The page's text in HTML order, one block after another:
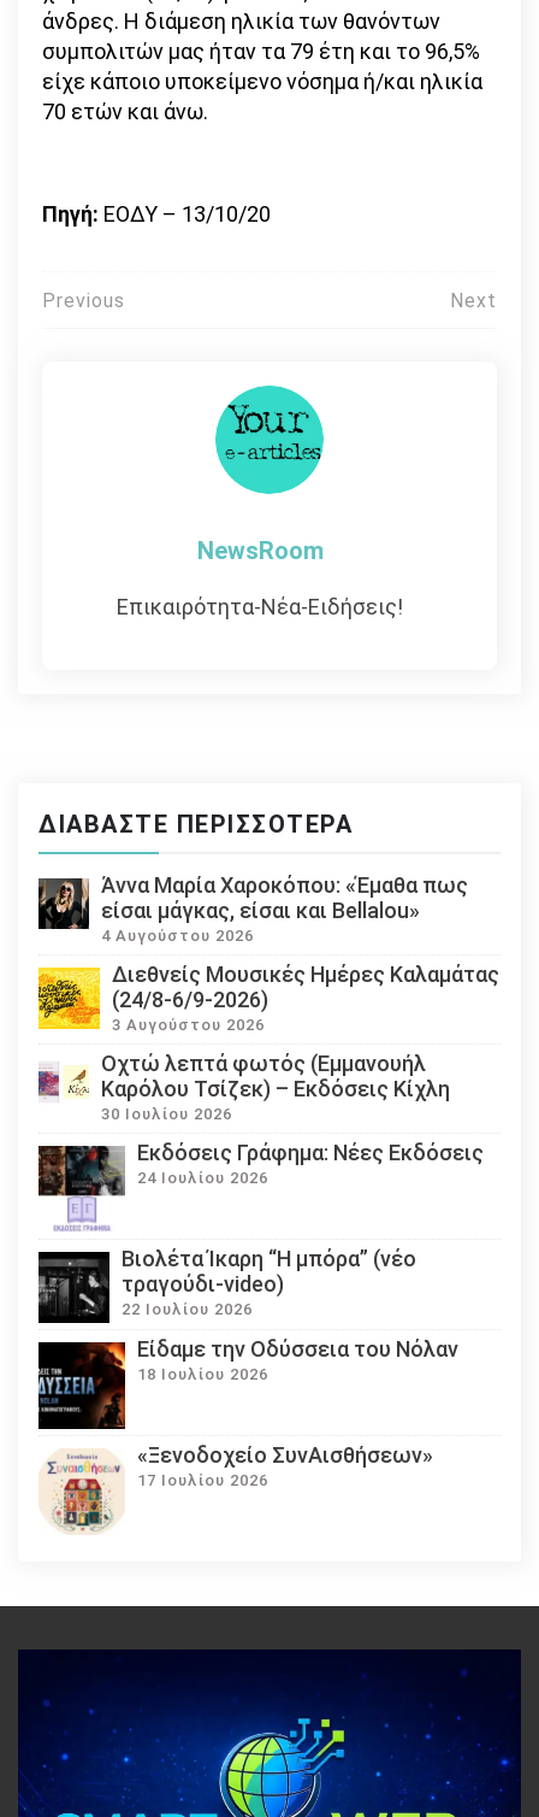
άνδρες. Η διάμεση ηλικία των θανόντων
συμπολιτών μας ήταν τα 79 έτη και το 96,5%
είχε κάποιο υποκείμενο νόσημα ή/και ηλικία
70 ετών και άνω.
Πηγή: ΕΟΔΥ – 13/10/20
Πλοήγηση
Previous Next
NewsRoom
Επικαιρότητα-Νέα-Ειδήσεις!
ΔΙΑΒΆΣΤΕ ΠΕΡΙΣΣΌΤΕΡΑ
Άννα Μαρία Χαροκόπου: «Έμαθα πως
είσαι μάγκας, είσαι και Bellalou»
4 Αυγούστου 2026
Διεθνείς Μουσικές Ημέρες Καλαμάτας
(24/8-6/9-2026)
3 Αυγούστου 2026
Οχτώ λεπτά φωτός (Εμμανουήλ
Καρόλου Τσίζεκ) – Εκδόσεις Κίχλη
30 Ιουλίου 2026
Εκδόσεις Γράφημα: Νέες Εκδόσεις
24 Ιουλίου 2026
Βιολέτα Ίκαρη “Η μπόρα” (νέο
τραγούδι-video)
22 Ιουλίου 2026
Eίδαμε την Οδύσσεια του Νόλαν
18 Ιουλίου 2026
«Ξενοδοχείο ΣυνΑισθήσεων»
17 Ιουλίου 2026